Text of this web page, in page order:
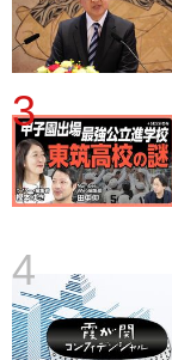
3
4